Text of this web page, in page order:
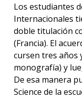
Los estudiantes
Internacionales
doble titulación
(Francia). El
cursen tres años
monografía) y
De esa manera
Science de la